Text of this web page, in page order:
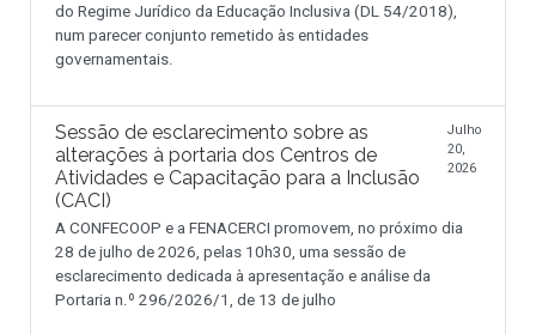
do Regime Jurídico da Educação Inclusiva (DL 54/2018),
num parecer conjunto remetido às entidades
governamentais.
Sessão de esclarecimento sobre as
alterações à portaria dos Centros de
Atividades e Capacitação para a Inclusão
(CACI)
Julho
20,
2026
A CONFECOOP e a FENACERCI promovem, no próximo dia
28 de julho de 2026, pelas 10h30, uma sessão de
esclarecimento dedicada à apresentação e análise da
Portaria n.º 296/2026/1, de 13 de julho